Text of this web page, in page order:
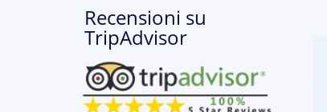
Recensioni su
TripAdvisor